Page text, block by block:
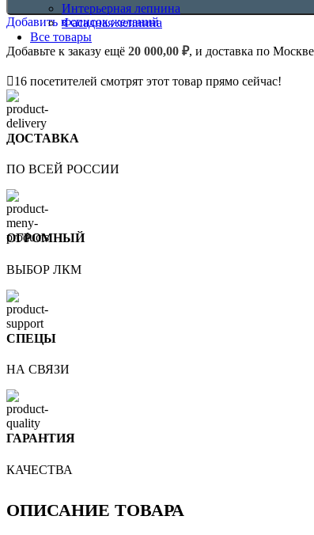
Интерьерная лепнина
Фасадная лепнина
Все товары
Добавить в список желаний
Добавьте к заказу ещё 20 000,00 ₽, и доставка по
16 посетителей смотрят этот товар прямо сейчас!
ДОСТАВКА
ПО ВСЕЙ РОССИИ
ОГРОМНЫЙ
ВЫБОР ЛКМ
СПЕЦЫ
НА СВЯЗИ
ГАРАНТИЯ
КАЧЕСТВА
ОПИСАНИЕ ТОВАРА